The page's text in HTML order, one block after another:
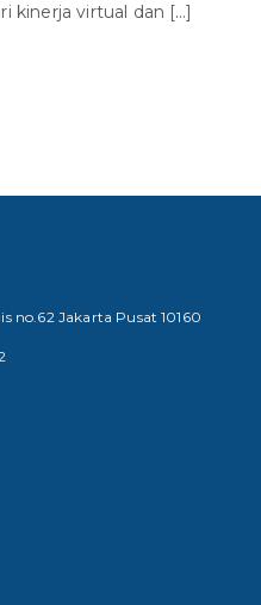
kinerja virtual dan […]
no.62 Jakarta Pusat 10160